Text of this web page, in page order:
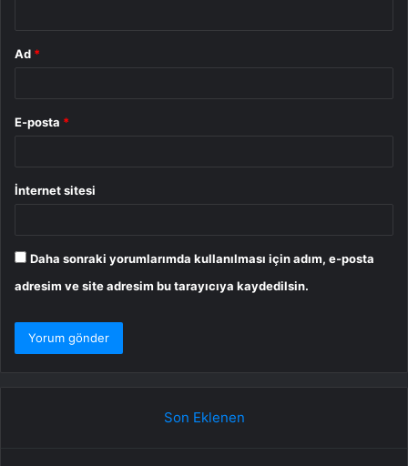
Ad *
E-posta *
İnternet sitesi
Daha sonraki yorumlarımda kullanılması için adım, e-posta
adresim ve site adresim bu tarayıcıya kaydedilsin.
Son Eklenen